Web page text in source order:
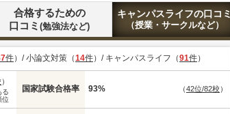
合格するための
口コミ (勉強法など)
キャンパスライフの口コミ
（授業・サークルなど）
件）/ 小論文対策（14件）/ キャンパスライフ（91件）
）
る
位
国家試験合格率 93% （42位/82校）